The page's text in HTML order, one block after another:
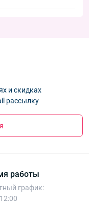
и девочек 12-24
3-5 лет "Котик"
и скидках
рассылку
работы
график: